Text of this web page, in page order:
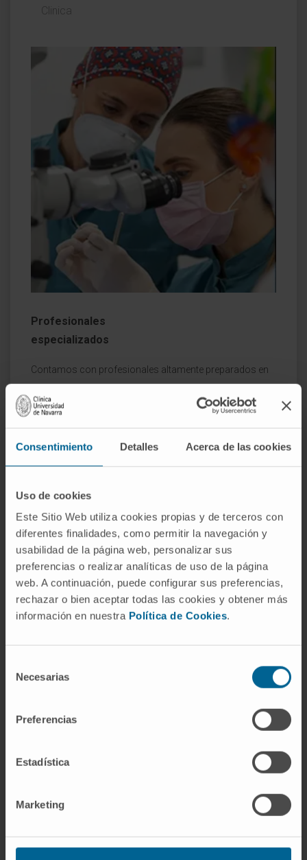
Consentimiento Detalles Acerca de las cookies
Uso de cookies
Este Sitio Web utiliza cookies propias y de terceros con
diferentes finalidades, como permitir la navegación y
usabilidad de la página web, personalizar sus
preferencias o realizar analíticas de uso de la página
web. A continuación, puede configurar sus preferencias,
rechazar o bien aceptar todas las cookies y obtener más
información en nuestra Política de Cookies.
Necesarias
Preferencias
Estadística
Marketing
Clinica
Profesionales
especializados
Contamos con profesionales altamente preparados en
Al estar dentro de un centro hospitalario, ofrecemos la
máxima calidad y seguridad para nuestros pacientes.